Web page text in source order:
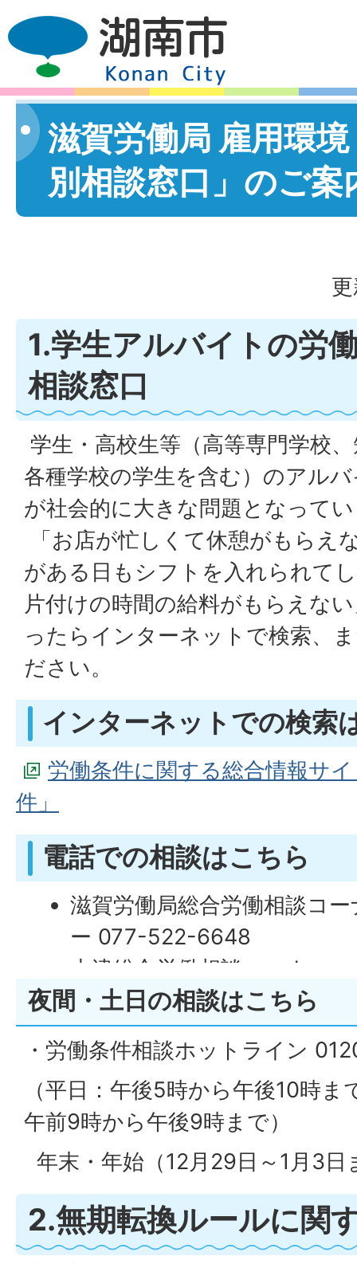
滋賀労働局 雇用環
別相談窓口」のご案
1.学生アルバイトの労
相談窓口
学生・高校生等（高等専門学校
各種学校の学生を含む）のアル
が社会的に大きな問題となって
「お店が忙しくて休憩がもらえ
がある日もシフトを入れられて
片付けの時間の給料がもらえな
ったらインターネットで検索、
ださい。
インターネットでの検索
労働条件に関する総合情報サ
件」
電話での相談はこちら
滋賀労働局総合労働相談コー
ー 077-522-6648
大津総合労働相談コーナー
077-522-6641
彦根総合労働相談コーナー
0749-22-0654
東近江総合労働相談コーナー
0748-22-0394
夜間・土日の相談はこちら
・労働条件相談ホットライン
（平日：午後5時から午後10時
午前9時から午後9時まで）
年末・年始（12月29日～1月3日
2.無期転換ルールに関